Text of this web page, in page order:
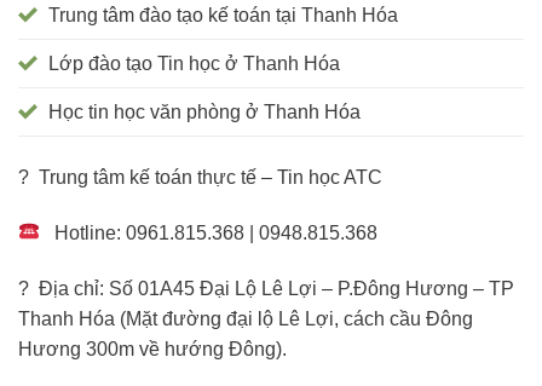
Trung tâm đào tạo kế toán tại Thanh Hóa
Lớp đào tạo Tin học ở Thanh Hóa
Học tin học văn phòng ở Thanh Hóa
? Trung tâm kế toán thực tế – Tin học ATC
Hotline: 0961.815.368 | 0948.815.368
? Địa chỉ: Số 01A45 Đại Lộ Lê Lợi – P.Đông Hương – TP
Thanh Hóa (Mặt đường đại lộ Lê Lợi, cách cầu Đông
Hương 300m về hướng Đông).